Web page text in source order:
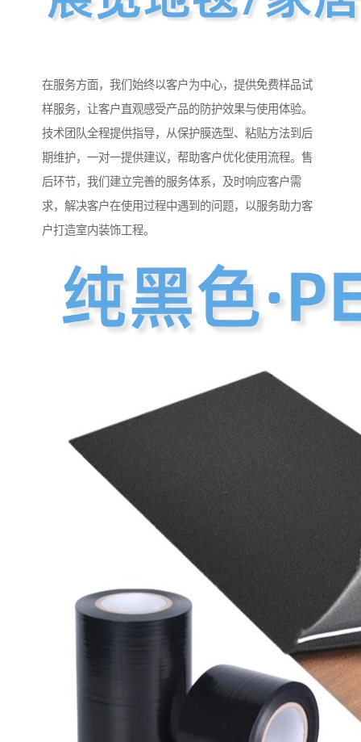
在服务方面，我们始终以客户为中心，提供免费样品试
样服务，让客户直观感受产品的防护效果与使用体验。
技术团队全程提供指导，从保护膜选型、粘贴方法到后
期维护，一对一提供建议，帮助客户优化使用流程。售
后环节，我们建立完善的服务体系，及时响应客户需
求，解决客户在使用过程中遇到的问题，以服务助力客
户打造室内装饰工程。